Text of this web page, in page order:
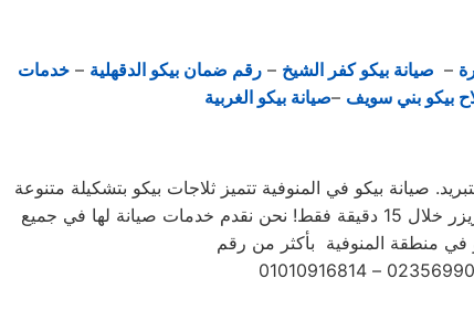
– صيانة بيكو كفر الشيخ –رقم ضمان بيكو الدقهلية –خدمات
بيكو بني سويف –صيانة بيكو الغربية
صيانة بيكو في المنوفية تتميز ثلاجات بيكو بتشكيلة متنوعة
من الأحجام، حيث تتوفر الصغيرة ذات السعة الكبيرة ذات السعة الأكبر لتلبية جميع احتياجات المستخدم . يمكنك تجميد أي شيء في الفريزر خلال 15 دقيقة فقط! نحن نقدم خدمات صيانة لها في جميع